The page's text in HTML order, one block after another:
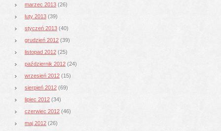
marzec 2013 (26)
luty 2013 (39)
styczeń 2013 (40)
grudzień 2012 (39)
listopad 2012 (25)
październik 2012 (24)
wrzesień 2012 (15)
sierpień 2012 (69)
lipiec 2012 (34)
czerwiec 2012 (46)
maj 2012 (26)